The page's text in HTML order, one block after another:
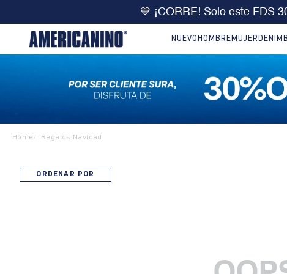
💙 ¡CORRE! Solo este FDS
NUEVO HOMBRE MUJER DENIM
Home / Regalos Navidad
ORDENAR POR